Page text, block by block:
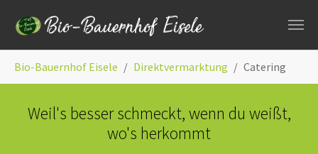
Bio-Bauernhof Eisele Direktvermarktung Catering
Weil's besser schmeckt, wenn du weißt,
wo's herkommt